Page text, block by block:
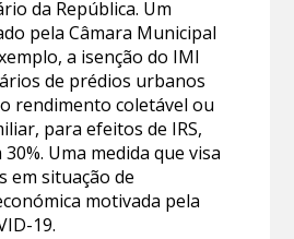
da República. Um
pela Câmara Municipal
a isenção do IMI
de prédios urbanos
rendimento coletável ou
para efeitos de IRS,
Uma medida que visa
em situação de
motivada pela
19.